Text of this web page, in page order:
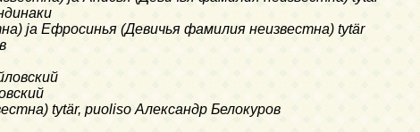
ja Ефросинья (Девичья фамилия неизвестна) tytär
tytär, puoliso Александр Белокуров